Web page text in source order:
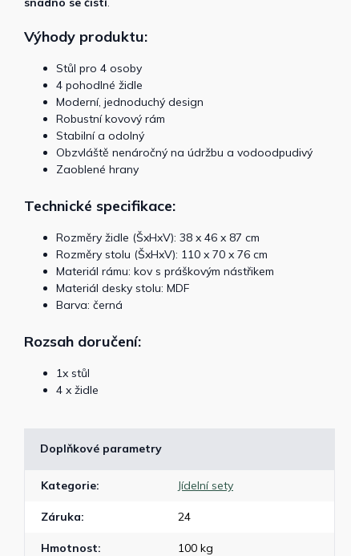
Výhody produktu:
Stůl pro 4 osoby
4 pohodlné židle
Moderní, jednoduchý design
Robustní kovový rám
Stabilní a odolný
Obzvláště nenáročný na údržbu a vodoodpudivý
Zaoblené hrany
Technické specifikace:
Rozměry židle (ŠxHxV): 38 x 46 x 87 cm
Rozměry stolu (ŠxHxV): 110 x 70 x 76 cm
Materiál rámu: kov s práškovým nástřikem
Materiál desky stolu: MDF
Barva: černá
Rozsah doručení:
1x stůl
4 x židle
Doplňkové parametry
Kategorie: Jídelní sety
Záruka: 24
Hmotnost: 100 kg